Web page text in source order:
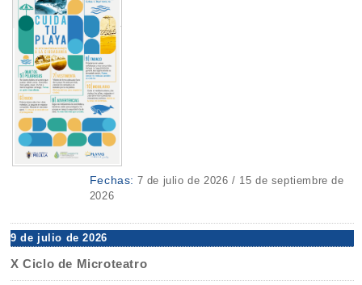
Fechas: 7 de julio de 2026 / 15 de septiembre de
2026
9 de julio de 2026
X Ciclo de Microteatro